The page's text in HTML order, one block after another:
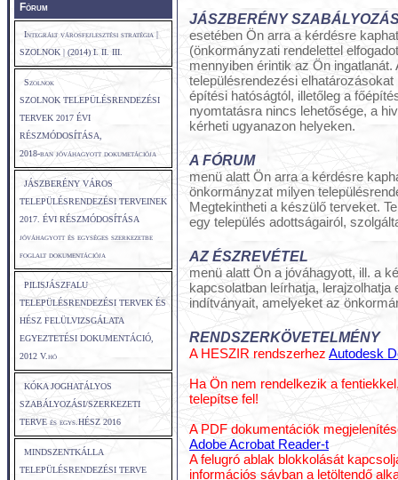
Fórum
Integrált városfejlesztési stratégia |
SZOLNOK | (2014) I. II. III.
Szolnok
SZOLNOK TELEPÜLÉSRENDEZÉSI
TERVEK 2017 ÉVI
RÉSZMÓDOSÍTÁSA,
2018-ban jóváhagyott dokumetációja
JÁSZBERÉNY VÁROS
TELEPÜLÉSRENDEZÉSI TERVEINEK
2017. ÉVI RÉSZMÓDOSÍTÁSA
jóváhagyott és egységes szerkezetbe
foglalt dokumentációja
PILISJÁSZFALU
TELEPÜLÉSRENDEZÉSI TERVEK ÉS
HÉSZ FELÜLVIZSGÁLATA
EGYEZTETÉSI DOKUMENTÁCIÓ,
2012 V.hó
KÓKA JOGHATÁLYOS
SZABÁLYOZÁSI/SZERKEZETI
TERVE és egys.HÉSZ 2016
MINDSZENTKÁLLA
TELEPÜLÉSRENDEZÉSI TERVE
JÁSZBERÉNY
esetében Ön arra a kérdésre
(önkormányzati rendelettel
mennyiben érintik az Ön ingatlanát.
településrendezési
építési hatóságtól, illetőleg a
nyomtatásra nincs lehetősége, a
kérheti ugyanazon helyeken.
A FÓRUM
menü alatt Ön arra a kérdésre
önkormányzat milyen
Megtekintheti a készülő terveket.
egy település adottságairól,
AZ ÉSZREVÉTEL
menü alatt Ön a jóváhagyott, ill. a
kapcsolatban leírhatja,
indítványait, amelyeket az
RENDSZERKÖVETELMÉNY
A HESZIR rendszerhez Autodesk
Ha Ön nem rendelkezik a
telepítse fel!
A PDF dokumentációk
Adobe Acrobat Reader-t
A felugró ablak blokkolását
információs sávban a letöltendő